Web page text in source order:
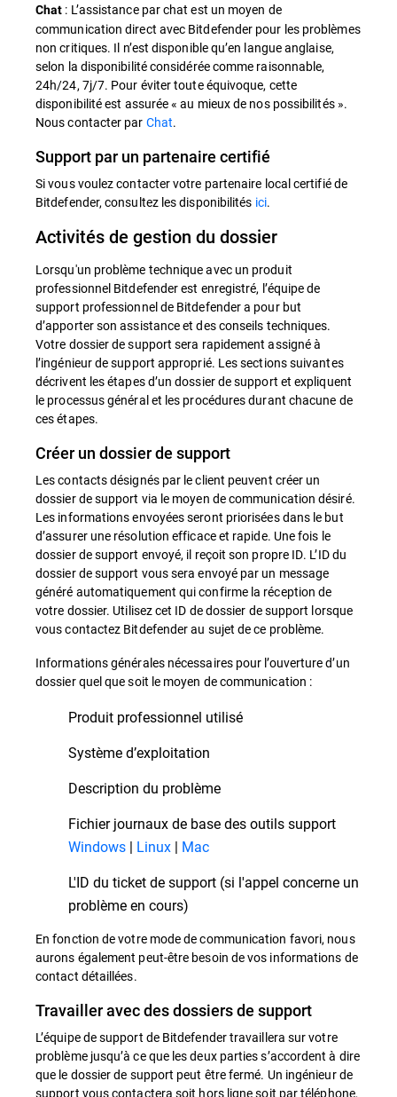
Chat : L’assistance par chat est un moyen de
communication direct avec Bitdefender pour les problèmes
non critiques. Il n’est disponible qu’en langue anglaise,
selon la disponibilité considérée comme raisonnable,
24h/24, 7j/7. Pour éviter toute équivoque, cette
disponibilité est assurée « au mieux de nos possibilités ».
Nous contacter par Chat.
Support par un partenaire certifié
Si vous voulez contacter votre partenaire local certifié de
Bitdefender, consultez les disponibilités ici.
Activités de gestion du dossier
Lorsqu'un problème technique avec un produit
professionnel Bitdefender est enregistré, l’équipe de
support professionnel de Bitdefender a pour but
d’apporter son assistance et des conseils techniques.
Votre dossier de support sera rapidement assigné à
l’ingénieur de support approprié. Les sections suivantes
décrivent les étapes d’un dossier de support et expliquent
le processus général et les procédures durant chacune de
ces étapes.
Créer un dossier de support
Les contacts désignés par le client peuvent créer un
dossier de support via le moyen de communication désiré.
Les informations envoyées seront priorisées dans le but
d’assurer une résolution efficace et rapide. Une fois le
dossier de support envoyé, il reçoit son propre ID. L’ID du
dossier de support vous sera envoyé par un message
généré automatiquement qui confirme la réception de
votre dossier. Utilisez cet ID de dossier de support lorsque
vous contactez Bitdefender au sujet de ce problème.
Informations générales nécessaires pour l’ouverture d’un
dossier quel que soit le moyen de communication :
Produit professionnel utilisé
Système d’exploitation
Description du problème
Fichier journaux de base des outils support
Windows | Linux | Mac
L'ID du ticket de support (si l'appel concerne un
problème en cours)
En fonction de votre mode de communication favori, nous
aurons également peut-être besoin de vos informations de
contact détaillées.
Travailler avec des dossiers de support
L’équipe de support de Bitdefender travaillera sur votre
problème jusqu’à ce que les deux parties s’accordent à dire
que le dossier de support peut être fermé. Un ingénieur de
support vous contactera soit hors ligne soit par téléphone,